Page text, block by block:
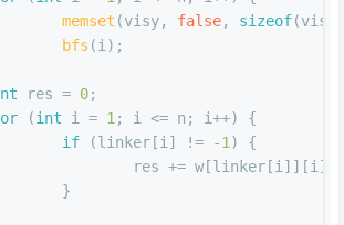
memset (visy, false, sizeof
bfs (i);
res = 0;
(int i = 1 ; i <= n; i++) {
if (linker[i] != -1 ) {
			res += w[linker[i]][i];
		}